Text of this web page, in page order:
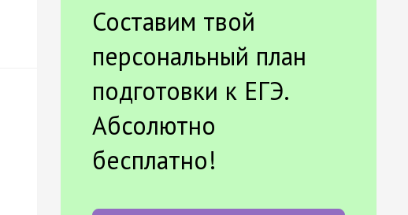
Составим твой
персональный план
подготовки к ЕГЭ.
Абсолютно
бесплатно!